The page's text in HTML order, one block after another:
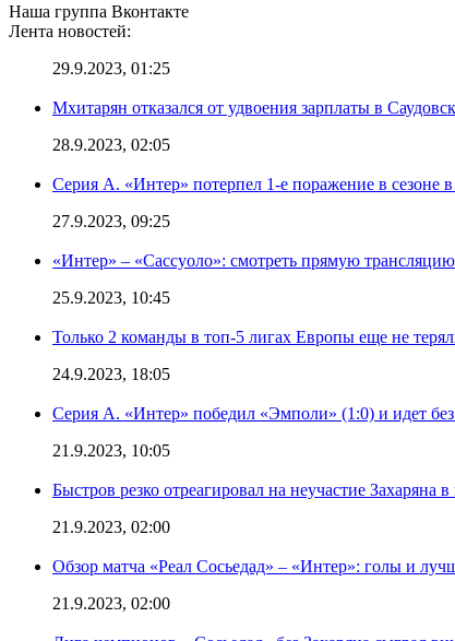
Наша группа Вконтакте
Лента новостей:
29.9.2023, 01:25
Мхитарян отказался от удвоения зарплаты в
28.9.2023, 02:05
Серия А. «Интер» потерпел 1-е поражение в сезоне
27.9.2023, 09:25
«Интер» – «Сассуоло»: смотреть прямую
25.9.2023, 10:45
Только 2 команды в топ-5 лигах Европы еще не
24.9.2023, 18:05
Серия А. «Интер» победил «Эмполи» (1:0) и идет без
21.9.2023, 10:05
Быстров резко отреагировал на неучастие Захаряна
21.9.2023, 02:00
Обзор матча «Реал Сосьедад» – «Интер»: голы и
21.9.2023, 02:00